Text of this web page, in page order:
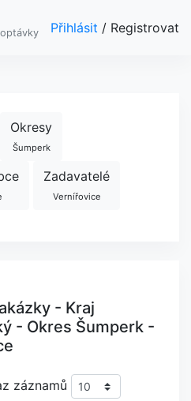
Přihlásit / Registrovat
Okresy
Šumperk
Zadavatelé
Vernířovice
- Kraj
- Okres Šumperk -
záznamů